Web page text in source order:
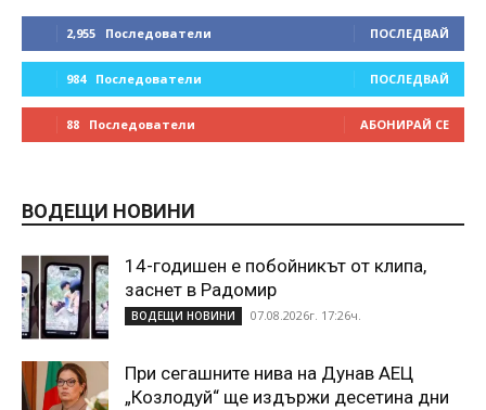
2,955 Последователи ПОСЛЕДВАЙ
984 Последователи ПОСЛЕДВАЙ
88 Последователи АБОНИРАЙ СЕ
ВОДЕЩИ НОВИНИ
14-годишен е побойникът от клипа,
заснет в Радомир
ВОДЕЩИ НОВИНИ 07.08.2026г. 17:26ч.
При сегашните нива на Дунав АЕЦ
„Козлодуй“ ще издържи десетина дни